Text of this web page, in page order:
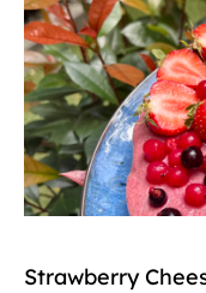
Strawberry